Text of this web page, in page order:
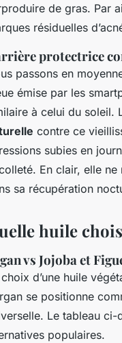
de gras. Par
résiduelles
protectrice
passons en
émise par les
à celui du soleil.
contre ce
subies en
En clair, elle
sa récupération
huile
vs Jojoba et
d’une huile
se positionne
Le tableau
populaires.